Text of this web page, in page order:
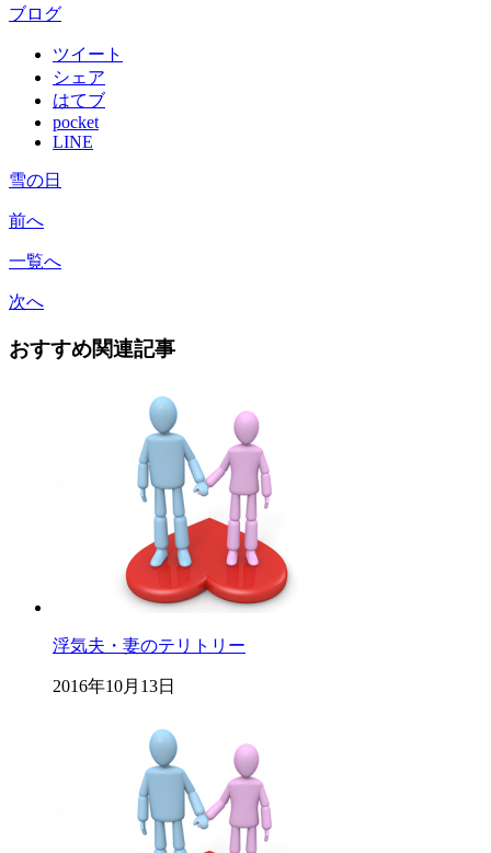
ブログ
ツイート
シェア
はてブ
pocket
LINE
雪の日
前へ
一覧へ
次へ
おすすめ関連記事
浮気夫・妻のテリトリー
2016年10月13日